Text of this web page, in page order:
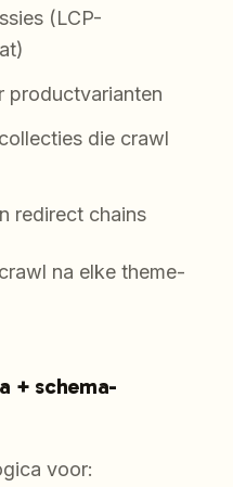
(LCP-
productvarianten
die crawl
redirect chains
na elke theme-
+ schema-
voor: